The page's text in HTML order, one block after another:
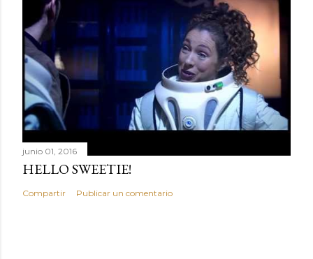
junio 01, 2016
HELLO SWEETIE!
Compartir Publicar un comentario